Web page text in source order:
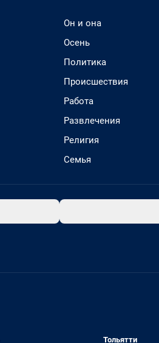
Он и она
Осень
Политика
Происшествия
Работа
Развлечения
Религия
Семья
Тольятти